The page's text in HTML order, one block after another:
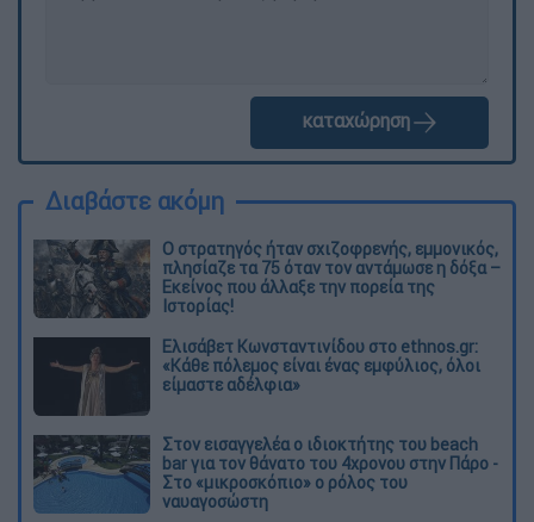
καταχώρηση
Διαβάστε ακόμη
O στρατηγός ήταν σχιζοφρενής, εμμονικός,
πλησίαζε τα 75 όταν τον αντάμωσε η δόξα –
Εκείνος που άλλαξε την πορεία της
Ιστορίας!
Ελισάβετ Κωνσταντινίδου στο ethnos.gr:
«Κάθε πόλεμος είναι ένας εμφύλιος, όλοι
είμαστε αδέλφια»
Στον εισαγγελέα ο ιδιοκτήτης του beach
bar για τον θάνατο του 4χρονου στην Πάρο -
Στο «μικροσκόπιο» ο ρόλος του
ναυαγοσώστη